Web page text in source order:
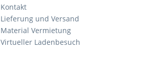
Kontakt
Lieferung und Versand
Material Vermietung
Virtueller Ladenbesuch